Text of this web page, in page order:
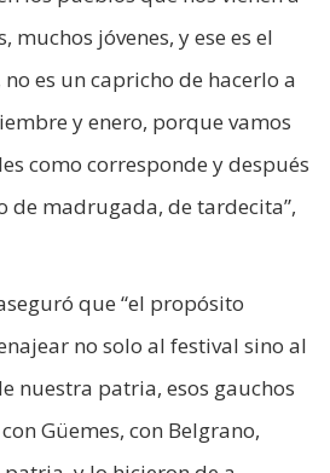
muchos jóvenes, y ese es el
es un capricho de hacerlo a
y enero, porque vamos
como corresponde y después
de madrugada, de tardecita”,
que “el propósito
no solo al festival sino al
nuestra patria, esos gauchos
Güemes, con Belgrano,